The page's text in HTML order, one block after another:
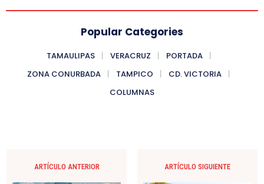
Popular Categories
TAMAULIPAS VERACRUZ
PORTADA
ZONA CONURBADA
TAMPICO
CD. VICTORIA
COLUMNAS
ARTÍCULO ANTERIOR ARTÍCULO SIGUIENTE